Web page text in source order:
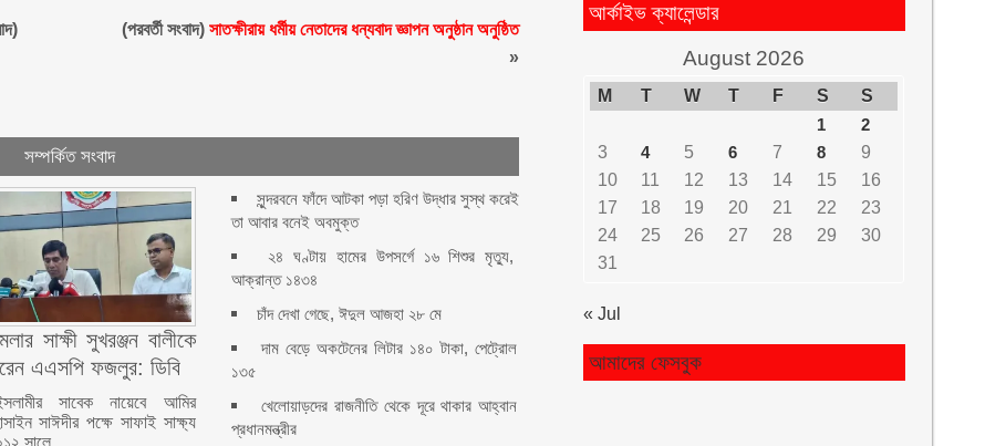
(পরবর্তী সংবাদ)সাতক্ষীরায় ধর্মীয় নেতাদের ধন্যবাদ জ্ঞাপন অনুষ্ঠান অনুষ্ঠিত
»
সম্পর্কিত সংবাদ
সাক্ষী সুখরঞ্জন বালীকে
এএসপি ফজলুর: ডিবি
সাবেক নায়েবে আমির
সাঈদীর পক্ষে সাফাই সাক্ষ্য
সুন্দরবনে ফাঁদে আটকা পড়া হরিণ উদ্ধার সুস্থ করেই
তা আবার বনেই অবমুক্ত
২৪ ঘণ্টায় হামের উপসর্গে ১৬ শিশুর মৃত্যু,
আক্রান্ত ১৪৩৪
চাঁদ দেখা গেছে, ঈদুল আজহা ২৮ মে
দাম বেড়ে অকটেনের লিটার ১৪০ টাকা, পেট্রোল
১৩৫
খেলোয়াড়দের রাজনীতি থেকে দূরে থাকার আহ্বান
প্রধানমন্ত্রীর
আর্কাইভ ক্যালেন্ডার
August 2026
M T W T F S
S
1
2
3
4 5 6 7 8
9
10
11 12 13 14 15
16
17
18 19 20 21 22
23
24
25 26 27 28 29
30
31
« Jul
আমাদের ফেসবুক